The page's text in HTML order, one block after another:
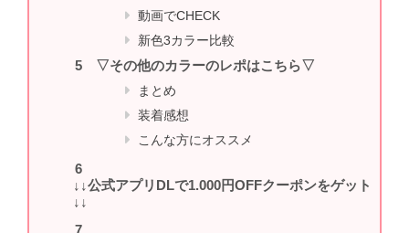
動画でCHECK
新色3カラー比較
▽その他のカラーのレポはこちら▽
まとめ
装着感想
こんな方にオススメ
↓↓公式アプリDLで1.000円OFFクーポンをゲット
↓↓